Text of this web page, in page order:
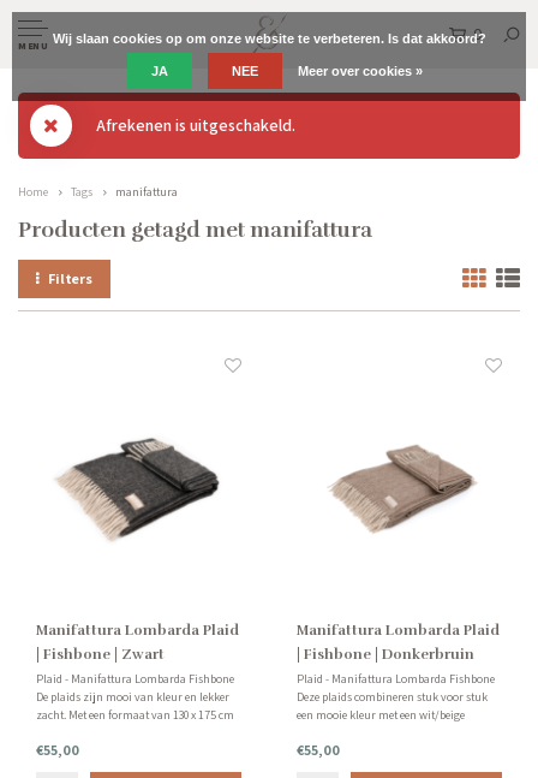
MENU
0
Afrekenen is uitgeschakeld.
Home Tags manifattura
Producten getagd met manifattura
Filters
Manifattura Lombarda Plaid
| Fishbone | Zwart
Plaid - Manifattura Lombarda Fishbone
De plaids zijn mooi van kleur en lekker
zacht. Met een formaat van 130 x 175 cm
kleurenvariatie zorgt er voor dat ze in
vrijwel ieder interieur passen.
€55,00
Manifattura Lombarda Plaid
| Fishbone | Donkerbruin
Plaid - Manifattura Lombarda Fishbone
Deze plaids combineren stuk voor stuk
een mooie kleur met een wit/beige
luxueuze uitstraling maakt dat zelfs wat
sprekendere kleuren nog zacht en
€55,00
Wij slaan cookies op om onze website te verbeteren. Is dat akkoord?
JA NEE Meer over cookies »